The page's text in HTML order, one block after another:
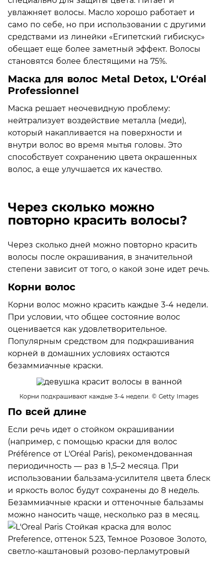
увлажняет волосы. Масло хорошо работает и
само по себе, но при использовании с другими
средствами из линейки «Египетский гибискус»
обещает еще более заметный эффект. Волосы
становятся более блестящими на 75%.
Маска для волос Metal Detox, L'Oréal
Professionnel
Маска решает неочевидную проблему:
нейтрализует воздействие металла (меди),
который накапливается на поверхности и
внутри волос во время мытья головы. Это
способствует сохранению цвета окрашенных
волос, а еще улучшается их качество.
Через сколько можно
повторно красить волосы?
Через сколько дней можно повторно красить
волосы после окрашивания, в значительной
степени зависит от того, о какой зоне идет речь.
Корни волос
Корни волос можно красить каждые 3-4 недели.
При условии, что общее состояние волос
оценивается как удовлетворительное.
Популярным средством для подкрашивания
корней в домашних условиях остаются
безаммиачные краски.
Корни подкрашивают каждые 3-4 недели. © Getty Images
По всей длине
Если речь идет о стойком окрашивании
(например, с помощью краски для волос
Préférence от L'Oréal Paris), рекомендованная
периодичность — раз в 1,5–2 месяца. При
использовании бальзама-усилителя цвета блеск
и яркость волос будут сохранены до 8 недель.
Безаммиачные краски и оттеночные бальзамы
можно наносить чаще, несколько раз в месяц.